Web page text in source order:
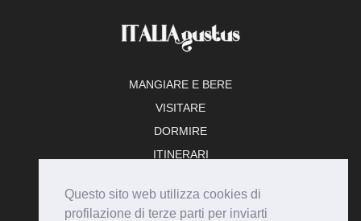
Questo sito web utilizza cookies di
profilazione di terze parti per inviarti
MANGIARE E BERE
VISITARE
DORMIRE
ITINERARI
ADERISCI